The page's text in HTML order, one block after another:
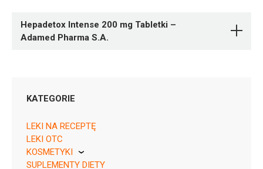
Hepadetox Intense 200 mg Tabletki –
Adamed Pharma S.A.
05900411011167 ¦ Rp ¦ 157718
KATEGORIE
LEKI NA RECEPTĘ
LEKI OTC
KOSMETYKI
Pierre Fabre
SUPLEMENTY DIETY